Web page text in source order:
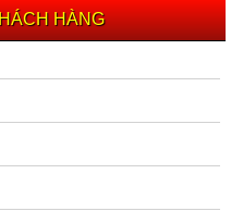
HÀNG